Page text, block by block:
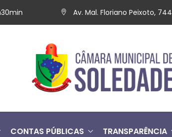
Av. Mal. Floriano Peixoto, 744
CONTAS PÚBLICAS TRANSPARÊNCIA